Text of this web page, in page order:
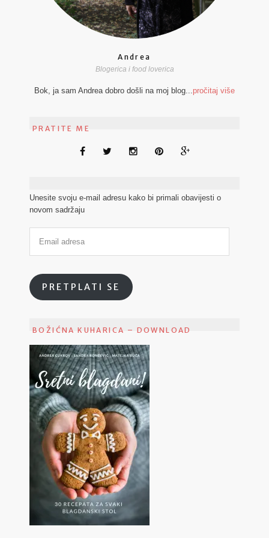
Andrea
Blogerica i food loverica
Bok, ja sam Andrea dobro došli na moj blog... pročitaj više
PRATITE ME
Unesite svoju e-mail adresu kako bi primali obavijesti o
novom sadržaju
PRETPLATI SE
BOŽIĆNA KUHARICA – DOWNLOAD